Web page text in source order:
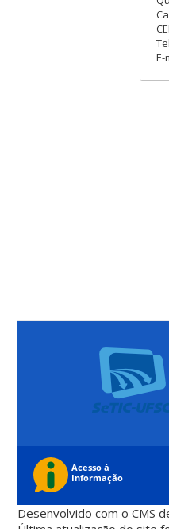
Desenvolvido com o CMS